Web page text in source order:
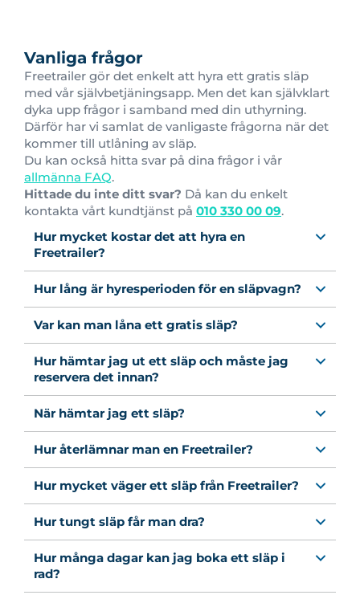
Vanliga frågor
Freetrailer gör det enkelt att hyra ett gratis släp
med vår självbetjäningsapp. Men det kan självklart
dyka upp frågor i samband med din uthyrning.
Därför har vi samlat de vanligaste frågorna när det
kommer till utlåning av släp.
Du kan också hitta svar på dina frågor i vår
allmänna FAQ.
Hittade du inte ditt svar? Då kan du enkelt
kontakta vårt kundtjänst på 010 330 00 09.
Hur mycket kostar det att hyra en
Freetrailer?
Hur lång är hyresperioden för en släpvagn?
Var kan man låna ett gratis släp?
Hur hämtar jag ut ett släp och måste jag
reservera det innan?
När hämtar jag ett släp?
Hur återlämnar man en Freetrailer?
Hur mycket väger ett släp från Freetrailer?
Hur tungt släp får man dra?
Hur många dagar kan jag boka ett släp i
rad?